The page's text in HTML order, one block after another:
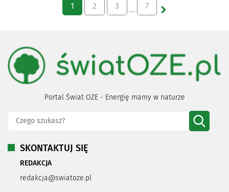
1 2 3 … 7
Portal Świat OZE - Energię mamy w naturze
SKONTAKTUJ SIĘ
REDAKCJA
redakcja@swiatoze.pl